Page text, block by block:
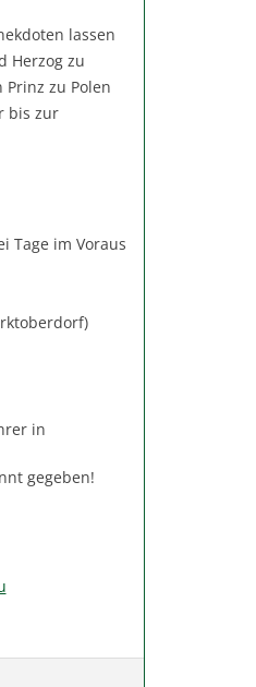
lassen
Herzog zu
Prinz zu Polen
bis zur
Tage im Voraus
in
gegeben!